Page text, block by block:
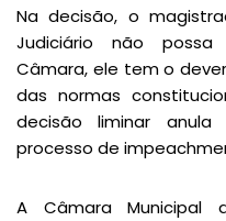
Na decisão, o
Judiciário não
Câmara, ele tem o
das normas
decisão liminar
processo de
A Câmara Municipal